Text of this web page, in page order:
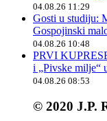
04.08.26 11:29
Gosti u studiju:
Gospojinski
04.08.26 10:48
PRVI
i „Pivske milje“
04.08.26 08:53
© 2020 J.P.